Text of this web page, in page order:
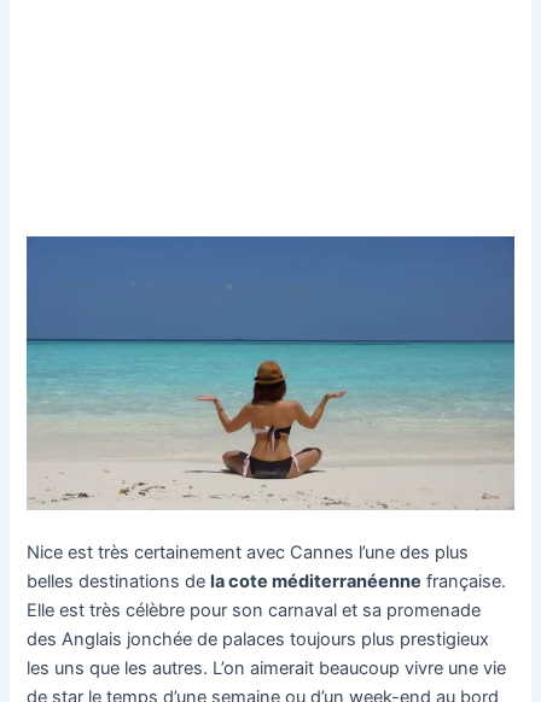
Nice est très certainement avec Cannes l’une des plus
belles destinations dela cote méditerranéenne française.
Elle est très célèbre pour son carnaval et sa promenade
des Anglais jonchée de palaces toujours plus prestigieux
les uns que les autres. L’on aimerait beaucoup vivre une vie
de star le temps d’une semaine ou d’un week-end au bord